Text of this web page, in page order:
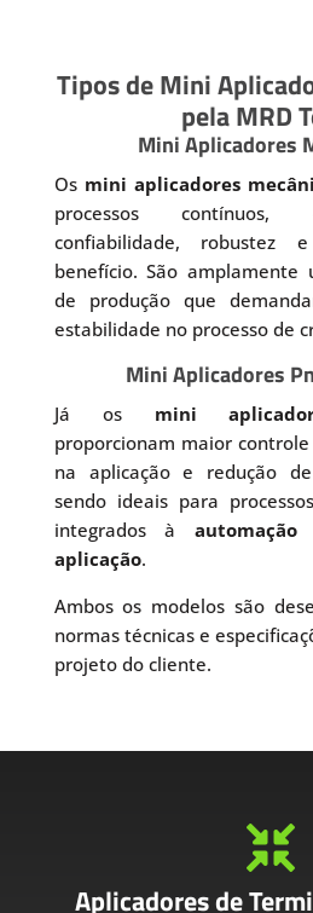
Tipos de Mini
pela MRD
Mini Aplicadores
Os mini aplicadores
processos contínuos,
confiabilidade, robustez
benefício. São amplamente
de produção que
estabilidade no processo de
Mini Aplicadores
Já os mini
proporcionam maior
na aplicação e redução
sendo ideais para
integrados à
aplicação.
Ambos os modelos são
normas técnicas e
projeto do cliente.

Aplicadores de